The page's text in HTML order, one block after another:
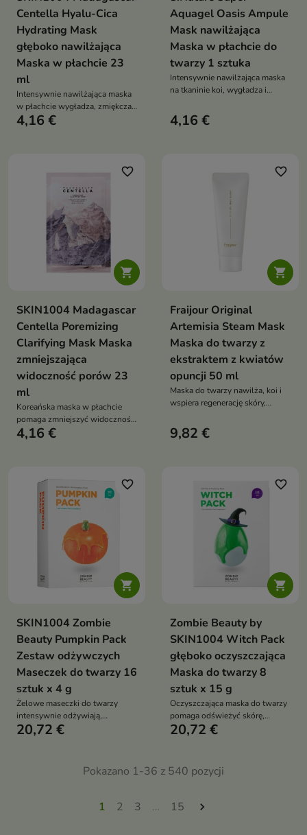
Centella Hyalu-Cica
Hydrating Mask
głęboko nawilżająca
Maska w płachcie 23
ml
Intensywnie nawilżająca maska
w płachcie wygładza, zmiękcza i
koi skórę suchą, normalną,
damasceńskiej i ceramidem NP
wspiera regenerację oraz barierę
hydrolipidową
4,16 €
Aquagel Oasis Ampule
Mask nawilżająca
Maska w płachcie do
twarzy 1 sztuka
Intensywnie nawilżająca maska
na tkaninie koi, wygładza i
suchej, odwodnionej oraz
podrażnionej. Formuła z 8
4,16 €

favorite_border
SKIN1004 Madagascar
Centella Poremizing
Clarifying Mask Maska
zmniejszająca
widoczność porów 23
ml
Koreańska maska w płachcie
pomaga zmniejszyć widoczność
porów, wygładzić i odświeżyć
glukonolaktonem, LHA,
salicylanem betainy i
pantenolem wspiera
złuszczanie, nawilżenie oraz
ukojenie cery
4,16 €

favorite_border
Fraijour Original
Artemisia Steam Mask
Maska do twarzy z
ekstraktem z kwiatów
opuncji 50 ml
Maska do twarzy nawilża, koi i
wspiera regenerację skóry,
wygładzoną. Formuła z
artemisią, zieloną herbatą,
filtratem Galactomyces pomaga
łagodzić podrażnienia oraz
poprawić wygląd cery
9,82 €

favorite_border
SKIN1004 Zombie
Beauty Pumpkin Pack
Zestaw odżywczych
Maseczek do twarzy 16
sztuk x 4 g
Żelowe maseczki do twarzy
intensywnie odżywiają,
nawilżają i wygładzają skórę
61% ekstraktu z dyni, miodem,
ceramidami, kwasem
azjatycką wspiera regenerację,
20,72 €

favorite_border
Zombie Beauty by
SKIN1004 Witch Pack
głęboko oczyszczająca
Maska do twarzy 8
sztuk x 15 g
Oczyszczająca maska do twarzy
pomaga odświeżyć skórę,
zmniejszyć widoczność porów i
herbaty, białą glinką,
bentonitem, wąkrotą azjatycką i
gładki wygląd cery
20,72 €
Pokazano 1-36 z 540 pozycji
1 2 3 … 15 